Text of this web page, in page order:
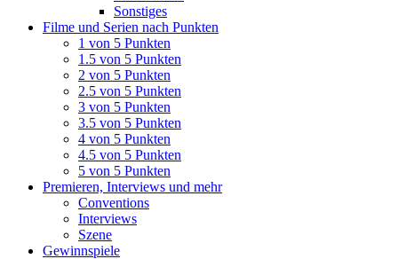
Sonstiges
Filme und Serien nach Punkten
1 von 5 Punkten
1.5 von 5 Punkten
2 von 5 Punkten
2.5 von 5 Punkten
3 von 5 Punkten
3.5 von 5 Punkten
4 von 5 Punkten
4.5 von 5 Punkten
5 von 5 Punkten
Premieren, Interviews und mehr
Conventions
Interviews
Szene
Gewinnspiele